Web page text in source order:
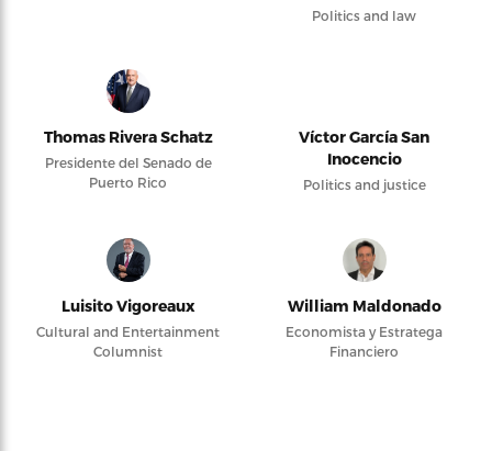
Politics and law
Thomas Rivera Schatz
Presidente del Senado de
Puerto Rico
Víctor García San
Inocencio
Politics and justice
Luisito Vigoreaux
Cultural and Entertainment
Columnist
William Maldonado
Economista y Estratega
Financiero